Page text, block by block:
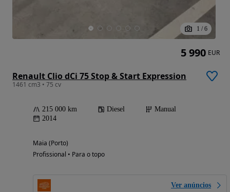
1 / 6
Renault Clio dCi 75 Stop & Start Expression
1461 cm3 • 75 cv
215 000 km Diesel
Manual
2014
Maia (Porto)
Profissional • Para o topo
Ver anúncios
5 990 EUR